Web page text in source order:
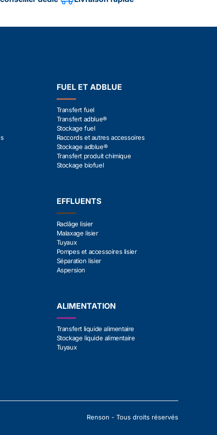
FUEL ET ADBLUE
Transfert fuel
Transfert adblue®
Stockage fuel
Raccords et autres accessoires
Stockage adblue®
Transfert produit chimique
Stockage biofuel
EFFLUENTS
Raclâge lisier
Malaxage lisier
Tuyaux
Pompes et accessoires lisier
Séparation lisier
Aspersion
ALIMENTATION
Transfert liquide alimentaire
Stockage liquide alimentaire
Tuyaux
Renson - Tous droits réservés